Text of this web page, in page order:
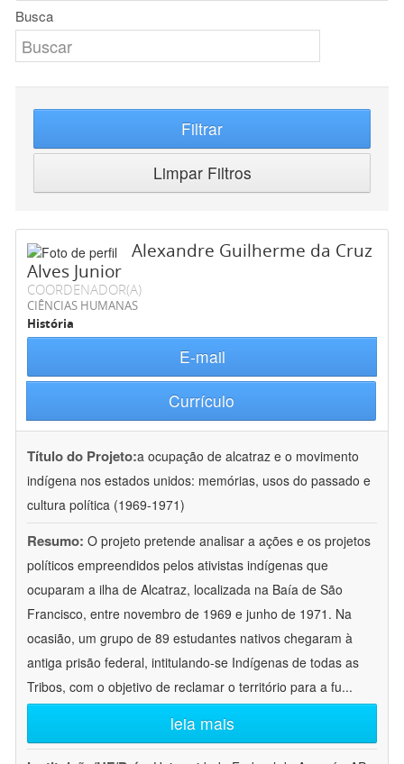
Busca
Filtrar
Limpar Filtros
Alexandre Guilherme da Cruz
Alves Junior
COORDENADOR(A)
CIÊNCIAS HUMANAS
História
E-mail
Currículo
Título do Projeto:a ocupação de alcatraz e o movimento
indígena nos estados unidos: memórias, usos do passado e
cultura política (1969-1971)
Resumo: O projeto pretende analisar a ações e os projetos
políticos empreendidos pelos ativistas indígenas que
ocuparam a ilha de Alcatraz, localizada na Baía de São
Francisco, entre novembro de 1969 e junho de 1971. Na
ocasião, um grupo de 89 estudantes nativos chegaram à
antiga prisão federal, intitulando-se Indígenas de todas as
Tribos, com o objetivo de reclamar o território para a fu...
leia mais